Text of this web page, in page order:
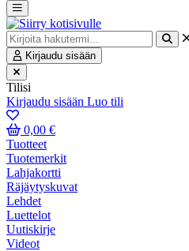
Kirjaudu sisään
Tilisi
Kirjaudu sisään Luo tili
0,00 €
Tuotteet
Tuotemerkit
Lahjakortti
Räjäytyskuvat
Lehdet
Luettelot
Uutiskirje
Videot